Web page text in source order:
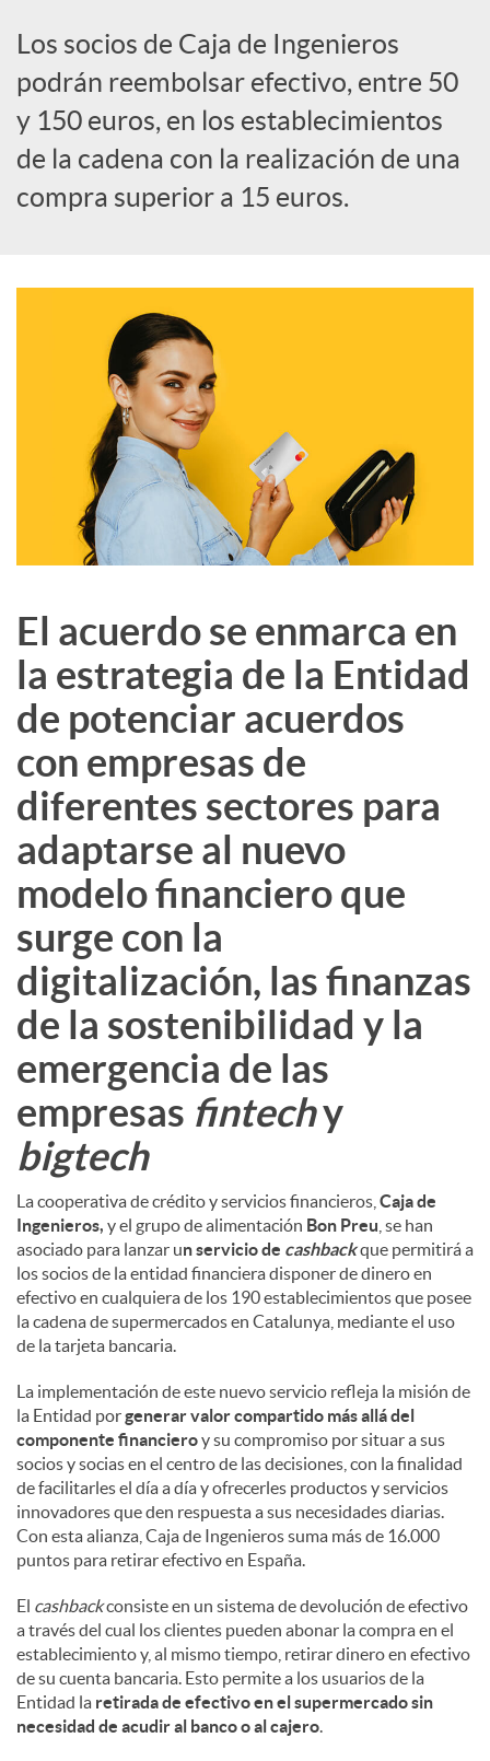
i
a
l
s
Los socios de Caja de Ingenieros
podrán reembolsar efectivo, entre 50
y 150 euros, en los establecimientos
de la cadena con la realización de una
compra superior a 15 euros.
El acuerdo se enmarca en
la estrategia de la Entidad
de potenciar acuerdos
con empresas de
diferentes sectores para
adaptarse al nuevo
modelo financiero que
surge con la
digitalización, las finanzas
de la sostenibilidad y la
emergencia de las
empresas fintechy
bigtech
La cooperativa de crédito y servicios financieros, Caja de
Ingenieros, y el grupo de alimentación Bon Preu , se han
asociado para lanzar un servicio de cashbackque permitirá a
los socios de la entidad financiera disponer de dinero en
efectivo en cualquiera de los 190 establecimientos que posee
la cadena de supermercados en Catalunya, mediante el uso
de la tarjeta bancaria.
La implementación de este nuevo servicio refleja la misión de
la Entidad porgenerar valor compartido más allá del
componente financieroy su compromiso por situar a sus
socios y socias en el centro de las decisiones, con la finalidad
de facilitarles el día a día y ofrecerles productos y servicios
innovadores que den respuesta a sus necesidades diarias.
Con esta alianza, Caja de Ingenieros suma más de 16.000
puntos para retirar efectivo en España.
El cashbackconsiste en un sistema de devolución de efectivo
a través del cual los clientes pueden abonar la compra en el
establecimiento y, al mismo tiempo, retirar dinero en efectivo
de su cuenta bancaria. Esto permite a los usuarios de la
Entidad la retirada de efectivo en el supermercado sin
necesidad de acudir al banco o al cajero.